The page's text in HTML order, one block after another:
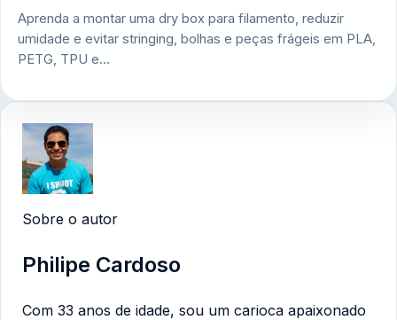
Aprenda a montar uma dry box para filamento, reduzir
umidade e evitar stringing, bolhas e peças frágeis em PLA,
PETG, TPU e…
Sobre o autor
Philipe Cardoso
Com 33 anos de idade, sou um carioca apaixonado